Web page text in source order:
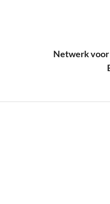
Netwerk voor